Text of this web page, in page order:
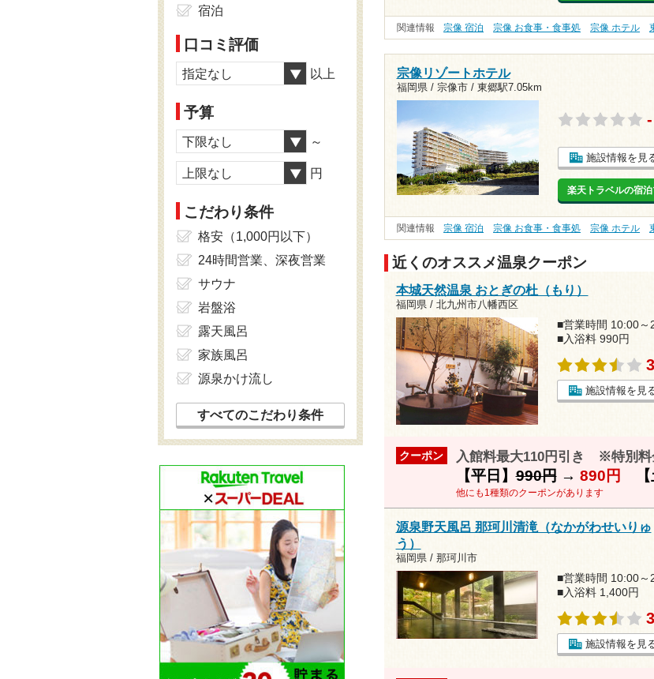
関連情報 宗像 宿泊 宗像 お食事・食事処 宗像 ホテル
宗像リゾートホテル
福岡県 / 宗像市 / 東郷駅7.05km
施設情報を見
楽天トラベルの宿
関連情報 宗像 宿泊 宗像 お食事・食事処 宗像 ホテル
近くのオススメ温泉クーポン
本城天然温泉 おとぎの杜（もり）
福岡県 / 北九州市八幡西区
■営業時間 10:00～
■入浴料 990円
施設情報を見
クーポン 入館料最大110円引き ※特別料
【平日】990円→ 890円 【
他にも1種類のクーポンがあります
源泉野天風呂 那珂川清滝（なかがわせいりゅ
う）
福岡県 / 那珂川市
■営業時間 10:00～
■入浴料 1,400円
施設情報を見
宿泊
口コミ評価
指定なし 以上
予算
下限なし ～
上限なし 円
こだわり条件
格安（1,000円以下）
24時間営業、深夜営業
サウナ
岩盤浴
露天風呂
家族風呂
源泉かけ流し
すべてのこだわり条件